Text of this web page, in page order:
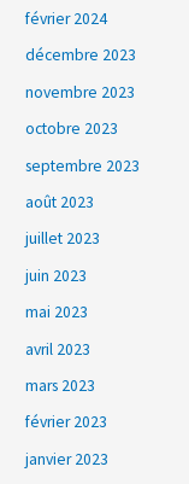
février 2024
décembre 2023
novembre 2023
octobre 2023
septembre 2023
août 2023
juillet 2023
juin 2023
mai 2023
avril 2023
mars 2023
février 2023
janvier 2023